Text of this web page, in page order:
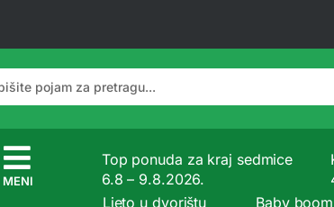
MENI
Top ponuda za kraj sedmice
6.8 – 9.8.2026.
Ljeto u dvorištu
Baby boom